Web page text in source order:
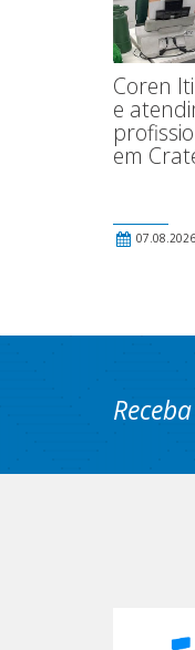
Coren
e
em
07.08.2026